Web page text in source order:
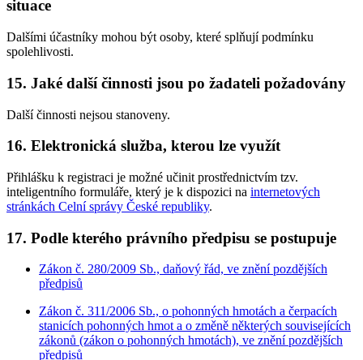
situace
Dalšími účastníky mohou být osoby, které splňují podmínku
spolehlivosti.
15. Jaké další činnosti jsou po žadateli požadovány
Další činnosti nejsou stanoveny.
16. Elektronická služba, kterou lze využít
Přihlášku k registraci je možné učinit prostřednictvím tzv.
inteligentního formuláře, který je k dispozici na internetových
stránkách Celní správy České republiky.
17. Podle kterého právního předpisu se postupuje
Zákon č. 280/2009 Sb., daňový řád, ve znění pozdějších
předpisů
Zákon č. 311/2006 Sb., o pohonných hmotách a čerpacích
stanicích pohonných hmot a o změně některých souvisejících
zákonů (zákon o pohonných hmotách), ve znění pozdějších
předpisů